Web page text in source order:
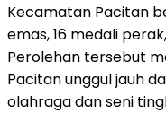
Kecamatan Pacitan
emas, 16 medali
Perolehan tersebut
Pacitan unggul jauh
olahraga dan seni